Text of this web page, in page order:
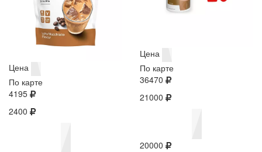
Цена
По карте
4195
2400
Цена
По карте
36470
21000
20000